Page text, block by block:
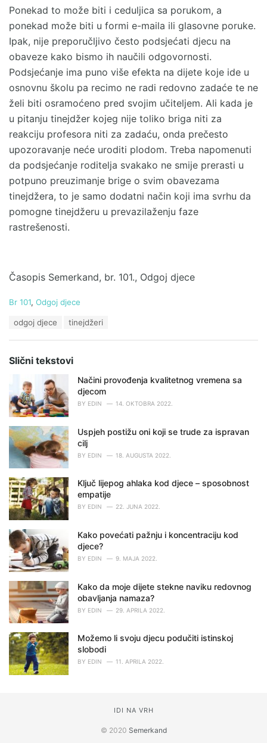
Ponekad to može biti i ceduljica sa porukom, a
ponekad može biti u formi e-maila ili glasovne poruke.
Ipak, nije preporučljivo često podsjećati djecu na
obaveze kako bismo ih naučili odgovornosti.
Podsjećanje ima puno više efekta na dijete koje ide u
osnovnu školu pa recimo ne radi redovno zadaće te ne
želi biti osramoćeno pred svojim učiteljem. Ali kada je
u pitanju tinejdžer kojeg nije toliko briga niti za
reakciju profesora niti za zadaću, onda prečesto
upozoravanje neće uroditi plodom. Treba napomenuti
da podsjećanje roditelja svakako ne smije prerasti u
potpuno preuzimanje brige o svim obavezama
tinejdžera, to je samo dodatni način koji ima svrhu da
pomogne tinejdžeru u prevazilaženju faze
rastrešenosti.
Časopis Semerkand, br. 101., Odgoj djece
C
o
r
s
:
Br 101, Odgoj djece
:
odgoj djece tinejdžeri
Slični tekstovi
Načini provođenja kvalitetnog vremena sa
djecom
BY EDIN 14. OKTOBRA 2022.
Uspjeh postižu oni koji se trude za ispravan
cilj
BY EDIN 18. AUGUSTA 2022.
Ključ lijepog ahlaka kod djece – sposobnost
empatije
BY EDIN 22. JUNA 2022.
Kako povećati pažnju i koncentraciju kod
djece?
BY EDIN 9. MAJA 2022.
Kako da moje dijete stekne naviku redovnog
obavljanja namaza?
BY EDIN 29. APRILA 2022.
Možemo li svoju djecu podučiti istinskoj
slobodi
BY EDIN 11. APRILA 2022.
IDI NA VRH
© 2020 Semerkand